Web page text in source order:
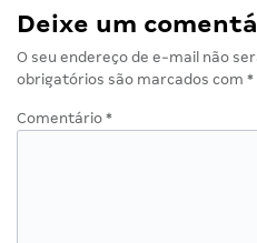
Deixe um
O seu endereço de e-mail não
obrigatórios são marcados com *
Comentário *